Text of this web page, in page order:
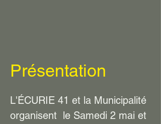
Présentation
L'ÉCURIE 41 et la Municipalité
organisent le Samedi 2 mai et